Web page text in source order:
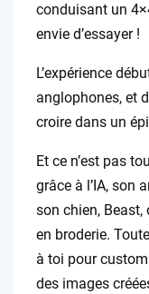
conduisant un
envie d’essayer !
L’expérience
anglophones, et
croire dans un
Et ce n’est pas
grâce à l’IA, son
son chien,
en broderie.
à toi pour
des images